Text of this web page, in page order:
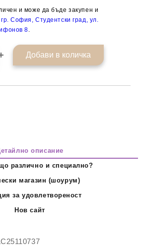
и може да бъде закупен и
София, Студентски град, ул.
8
описание
различно и специално?
магазин (шоурум)
за удовлетвореност
Нов сайт